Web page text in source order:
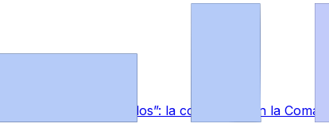
estamos destrozados”: la conmoción en la